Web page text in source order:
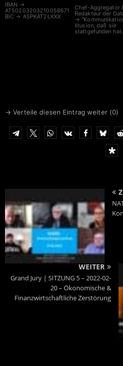
IBAN →
AT502032032100586713
BIC → ASPKAT2LXXX
Chef-Aggregator
Redakteur der
→
Illusion, daß sie
stattgefunden
→ Verteile diesen Eintrag weiter (0)
WEITER
Grand Jury | SITZUNG 5 – 2022-02-
20 – Ökonomische &
Finanzwirtschaftliche Zerstörung